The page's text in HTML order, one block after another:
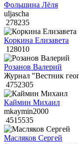
Фольшина Лёля
uljascha
278235
Коркина Елизавета
128010
Розанов Валерий
Журнал "Вестник
4752305
Каймин Михаил
mkaymin2000
4515535
Масляков Сергей